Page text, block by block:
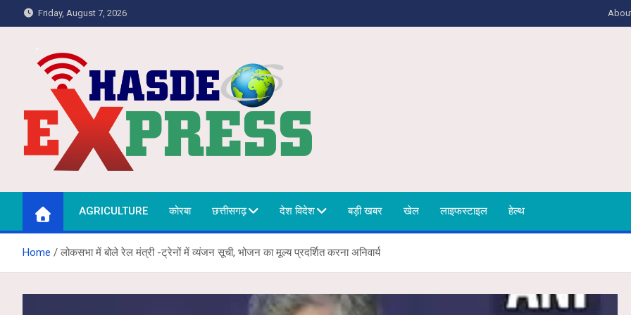
to
Friday, August 7, 2026
Hasdeo Express
AGRICULTURE कोरबा छत्तीसगढ़ देश विदेश बड़ी खबर खेल लाइफस्टाइल हेल्थ
Home लोकसभा में बोले रेल मंत्री -ट्रेनों में व्यंजन सूची, भोजन का मूल्य प्रदर्शित करना अनिवार्य